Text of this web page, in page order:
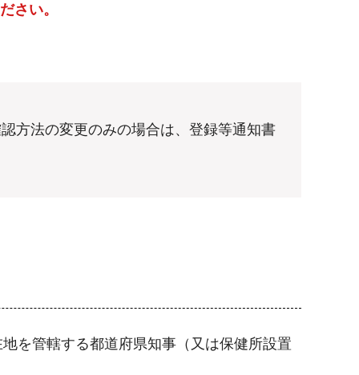
さい。
方法の変更のみの場合は、登録等通知書
を管轄する都道府県知事（又は保健所設置